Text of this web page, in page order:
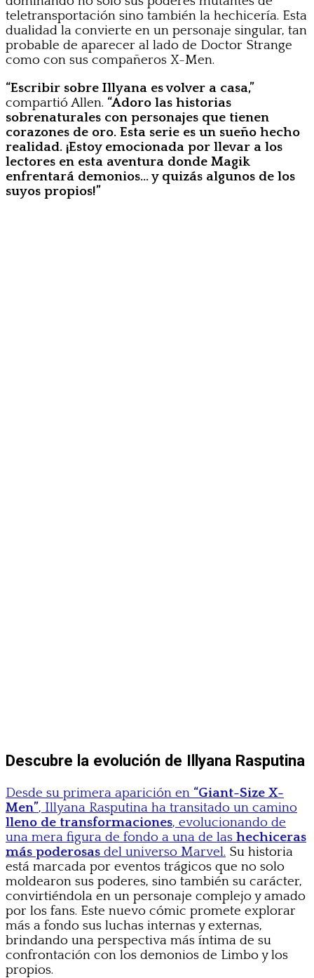
teletransportación sino también la hechicería. Esta
dualidad la convierte en un personaje singular, tan
probable de aparecer al lado de Doctor Strange
como con sus compañeros X-Men.
“Escribir sobre Illyana es volver a casa,”
compartió Allen. “Adoro las historias
sobrenaturales con personajes que tienen
corazones de oro. Esta serie es un sueño hecho
realidad. ¡Estoy emocionada por llevar a los
lectores en esta aventura donde Magik
enfrentará demonios… y quizás algunos de los
suyos propios!”
Descubre la evolución de Illyana Rasputina
Desde su primera aparición en “Giant-Size X-
Men”, Illyana Rasputina ha transitado un camino
lleno de transformaciones, evolucionando de
una mera figura de fondo a una de las hechiceras
más poderosas del universo Marvel. Su historia
está marcada por eventos trágicos que no solo
moldearon sus poderes, sino también su carácter,
convirtiéndola en un personaje complejo y amado
por los fans. Este nuevo cómic promete explorar
más a fondo sus luchas internas y externas,
brindando una perspectiva más íntima de su
confrontación con los demonios de Limbo y los
propios.